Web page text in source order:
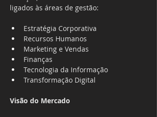
ligados às áreas de gestão:
Estratégia Corporativa
Recursos Humanos
Marketing e Vendas
Finanças
Tecnologia da Informação
Transformação Digital
Visão do Mercado